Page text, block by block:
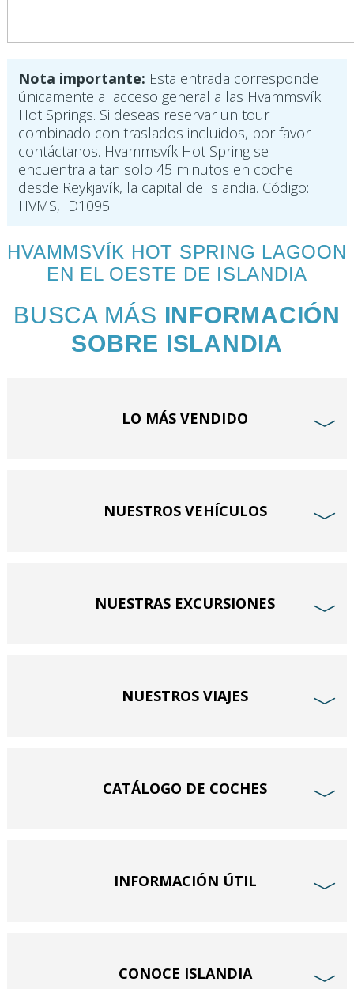
Nota importante: Esta entrada corresponde
únicamente al acceso general a las Hvammsvík
Hot Springs. Si deseas reservar un tour
combinado con traslados incluidos, por favor
contáctanos. Hvammsvík Hot Spring se
encuentra a tan solo 45 minutos en coche
desde Reykjavík, la capital de Islandia. Código:
HVMS, ID1095
HVAMMSVÍK HOT SPRING LAGOON
EN EL OESTE DE ISLANDIA
BUSCA MÁS INFORMACIÓN
SOBRE ISLANDIA
LO MÁS VENDIDO ﹀
NUESTROS VEHÍCULOS ﹀
NUESTRAS EXCURSIONES ﹀
NUESTROS VIAJES ﹀
CATÁLOGO DE COCHES ﹀
INFORMACIÓN ÚTIL ﹀
CONOCE ISLANDIA ﹀